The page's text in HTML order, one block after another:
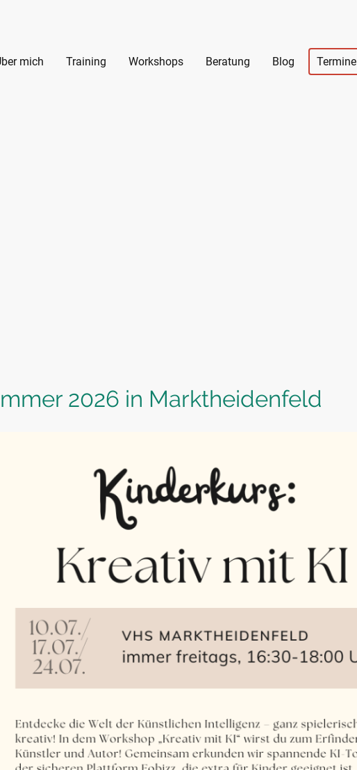
mich Training Workshops Beratung Blog Termine
2026 in Marktheidenfeld